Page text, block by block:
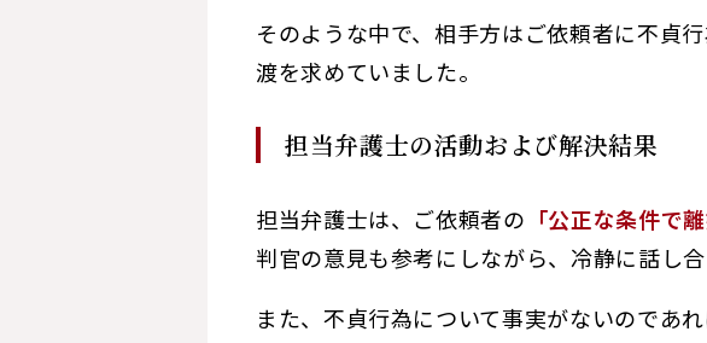
そのような中で、相手方はご依頼者に不貞
渡を求めていました。
担当弁護士の活動および解決結果
担当弁護士は、ご依頼者の 「公正な条件で
判官の意見も参考にしながら、冷静に話し
また、不貞行為について事実がないのであ